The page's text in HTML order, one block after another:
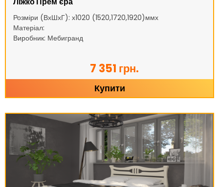
Розміри (ВхШхГ): х1020 (1520,1720,1920)ммх
Матеріал:
Виробник: Мебигранд
7 351 грн.
Купити